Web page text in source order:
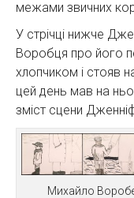
межами звичних
У стрічці нижче
Воробця про його
хлопчиком і стояв
цей день мав на
зміст сцени
Михайло